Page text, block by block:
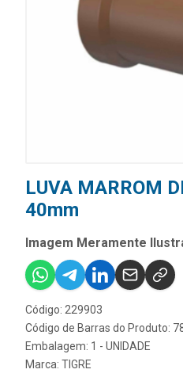
LUVA MARROM
40mm
Imagem Meramente
Código: 229903
Código de Barras do Produto:
Embalagem: 1 - UNIDADE
Marca: TIGRE